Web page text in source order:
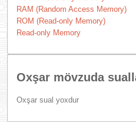
RAM (Random Access Memory)
ROM (Read-only Memory)
Read-only Memory
Oxşar mövzuda
Oxşar sual yoxdur